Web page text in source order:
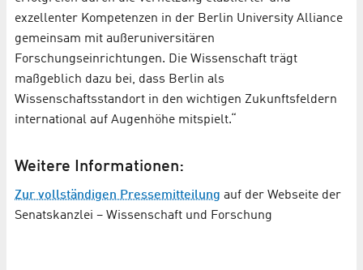
exzellenter Kompetenzen in der Berlin University Alliance
gemeinsam mit außeruniversitären
Forschungseinrichtungen. Die Wissenschaft trägt
maßgeblich dazu bei, dass Berlin als
Wissenschaftsstandort in den wichtigen Zukunftsfeldern
international auf Augenhöhe mitspielt.“
Weitere Informationen:
Zur vollständigen Pressemitteilung auf der Webseite der
Senatskanzlei – Wissenschaft und Forschung